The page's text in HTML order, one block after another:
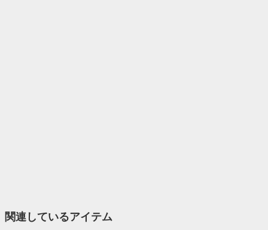
関連しているアイテム